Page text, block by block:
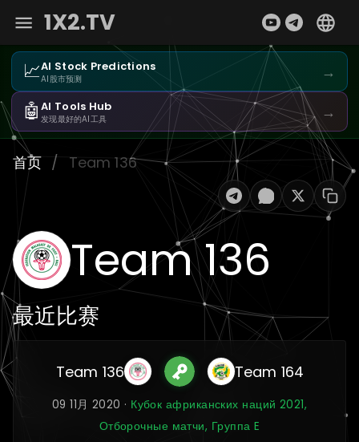
1X2.TV
📈AI Stock Predictions
AI股市预测 →
🤖AI Tools Hub
发现最好的AI工具 →
首页 / Team 136
Team 136
最近比赛
Team 136 Team 164
09 11月 2020 · Кубок африканских наций 2021,
Отборочные матчи, Группа E